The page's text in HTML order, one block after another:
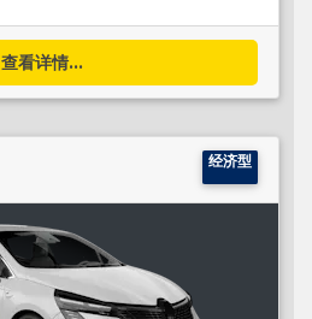
查看详情...
经济型